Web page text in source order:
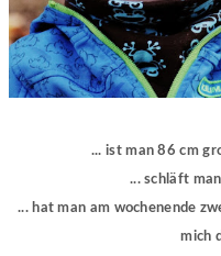
... ist man 86 cm
... schläft
... hat man am wochenende
mich